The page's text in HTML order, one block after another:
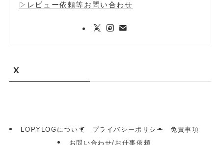
▷レビュー依頼等お問い合わせ
X
LOPYLOGについて プライバシーポリシー
免責事項
お問い合わせ/お仕事依頼